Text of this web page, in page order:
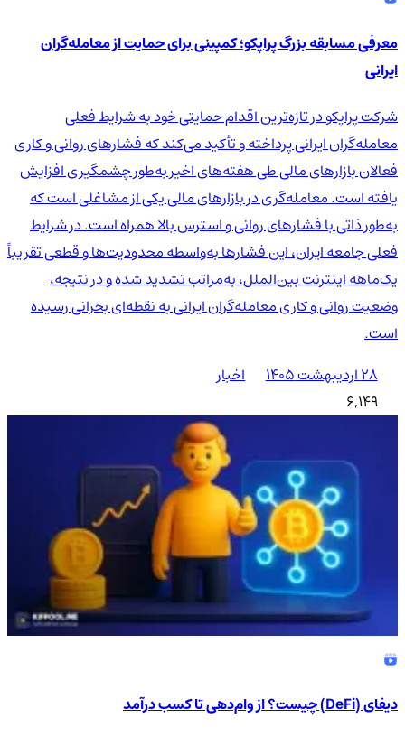
معرفی مسابقه بزرگ پراپکو؛ کمپینی برای حمایت از معامله‌گران
ایرانی
شرکت پراپکو در تازه‌ترین اقدام حمایتی خود به شرایط فعلی
معامله‌گران ایرانی پرداخته و تأکید می‌کند که فشارهای روانی و کاری
فعالان بازارهای مالی طی هفته‌های اخیر به‌طور چشمگیری افزایش
یافته است. معامله‌گری در بازارهای مالی یکی از مشاغلی است که
به‌طور ذاتی با فشارهای روانی و استرس بالا همراه است. در شرایط
فعلی جامعه ایران، این فشارها به‌واسطه محدودیت‌ها و قطعی تقریباً
یک‌ماهه اینترنت بین‌الملل، به‌مراتب تشدید شده و در نتیجه،
وضعیت روانی و کاری معامله‌گران ایرانی به نقطه‌ای بحرانی رسیده
است.
۲۸ اردیبهشت ۱۴۰۵
اخبار
6,149
دیفای (DeFi) چیست؟ از وام‌دهی تا کسب درآمد